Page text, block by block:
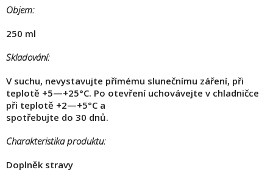
Objem:
250 ml
Skladování:
V suchu, nevystavujte přímému slunečnímu záření, při
teplotě +5—+25°C. Po otevření uchovávejte v chladničce
při teplotě +2—+5°C a
spotřebujte do 30 dnů.
Charakteristika produktu:
Doplněk stravy